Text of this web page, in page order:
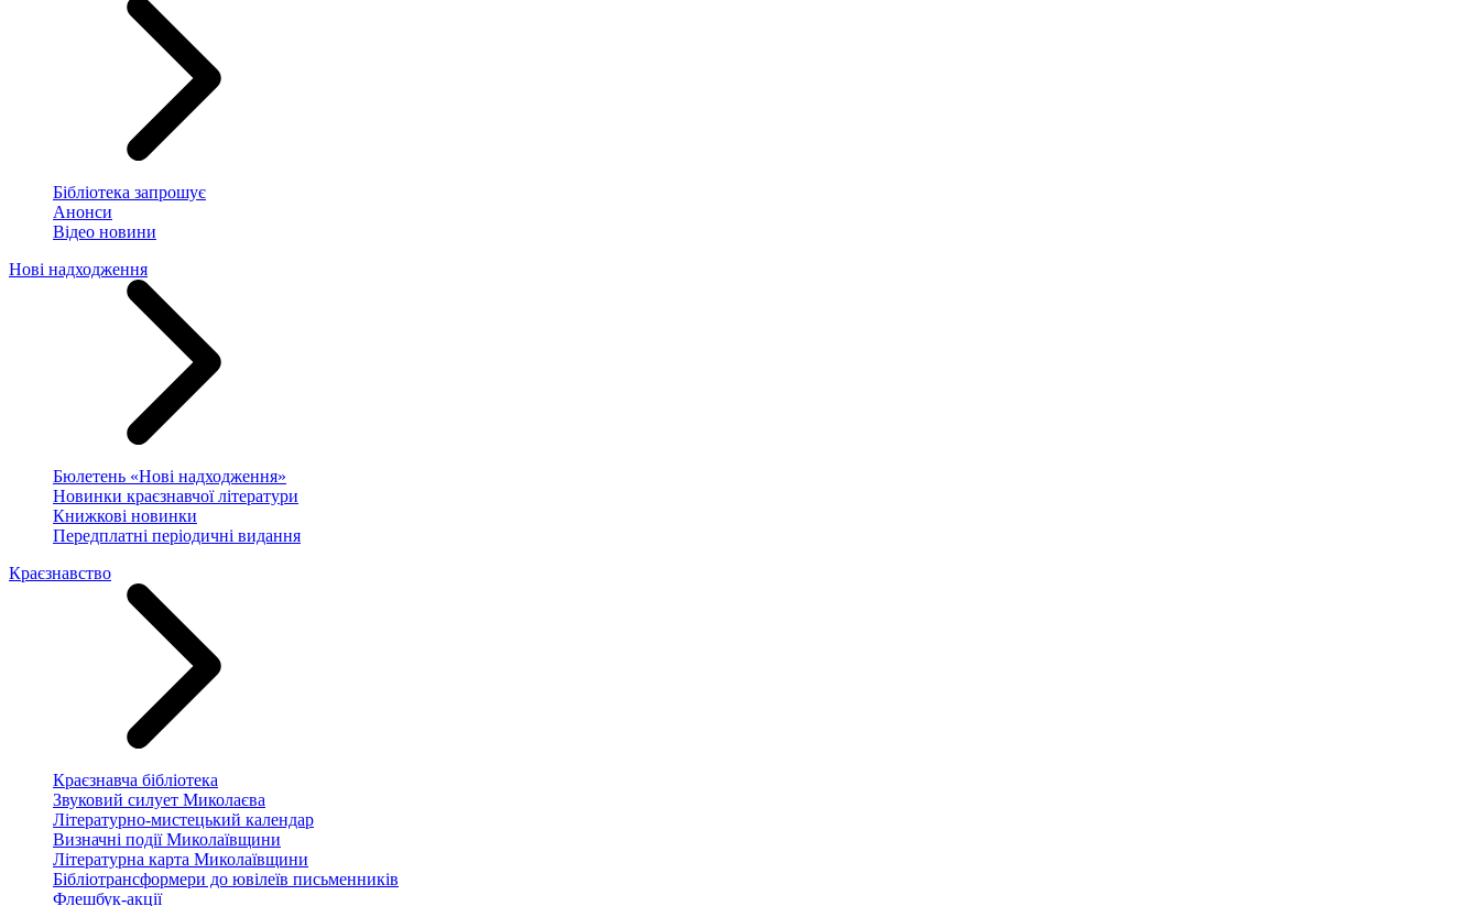
Бібліотека запрошує
Анонси
Відео новини
Нові надходження
Бюлетень «Нові надходження»
Новинки краєзнавчої літератури
Книжкові новинки
Передплатні періодичні видання
Краєзнавство
Краєзнавча бібліотека
Звуковий силует Миколаєва
Літературно-мистецький календар
Визначні події Миколаївщини
Літературна карта Миколаївщини
Бібліотрансформери до ювілеїв письменників
Флешбук-акції